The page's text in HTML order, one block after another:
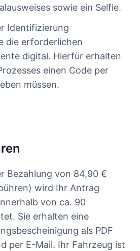
sowie ein Selfie.
Identifizierung
die erforderlichen
digital. Hierfür erhalten
einen Code per
müssen.
Bezahlung von 84,90 €
wird Ihr Antrag
von ca. 90
Sie erhalten eine
als PDF
per E-Mail. Ihr Fahrzeug ist